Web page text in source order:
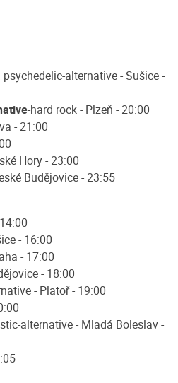
psychedelic-alternative - Sušice -
-hard rock - Plzeň - 20:00
- 21:00
Hory - 23:00
Budějovice - 23:55
- 16:00
- 17:00
- 18:00
- Platoř - 19:00
alternative - Mladá Boleslav -